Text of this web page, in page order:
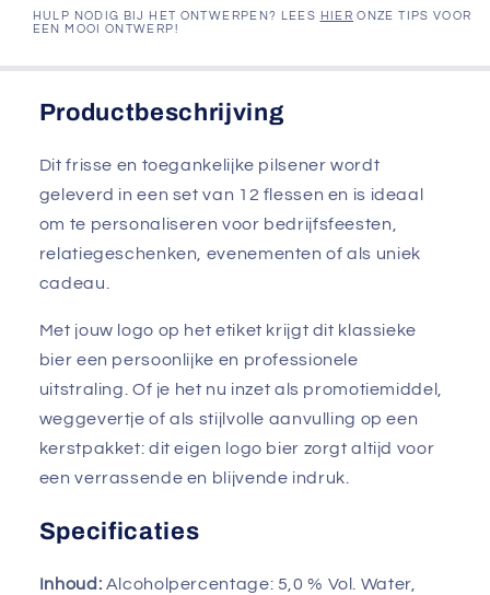
HULP NODIG BIJ HET ONTWERPEN? LEES HIER ONZE TIPS VOOR
EEN MOOI ONTWERP!
Productbeschrijving
Dit frisse en toegankelijke pilsener wordt
geleverd in een set van 12 flessen en is ideaal
om te personaliseren voor bedrijfsfeesten,
relatiegeschenken, evenementen of als uniek
cadeau.
Met jouw logo op het etiket krijgt dit klassieke
bier een persoonlijke en professionele
uitstraling. Of je het nu inzet als promotiemiddel,
weggevertje of als stijlvolle aanvulling op een
kerstpakket: dit eigen logo bier zorgt altijd voor
een verrassende en blijvende indruk.
Specificaties
Inhoud: Alcoholpercentage: 5,0 % Vol. Water,